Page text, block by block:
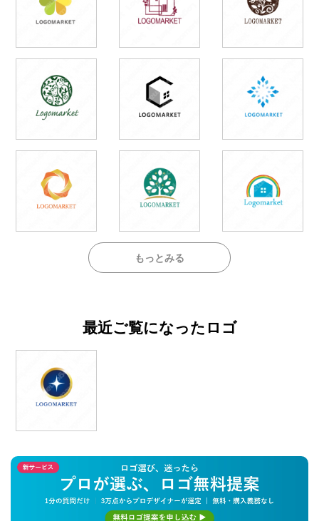
もっとみる
最近ご覧になったロゴ